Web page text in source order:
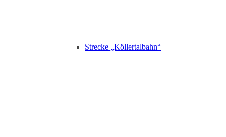
Strecke „Köllertalbahn“